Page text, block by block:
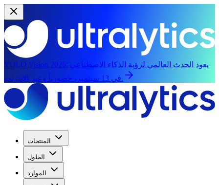
YOLO Vision 2026: يعود الحدث العالمي لرؤية الذكاء الاصطناعي
في 13 سبتمبر، حضورياً وعبر الإنترنت.
المنتجات
الحلول
الموارد